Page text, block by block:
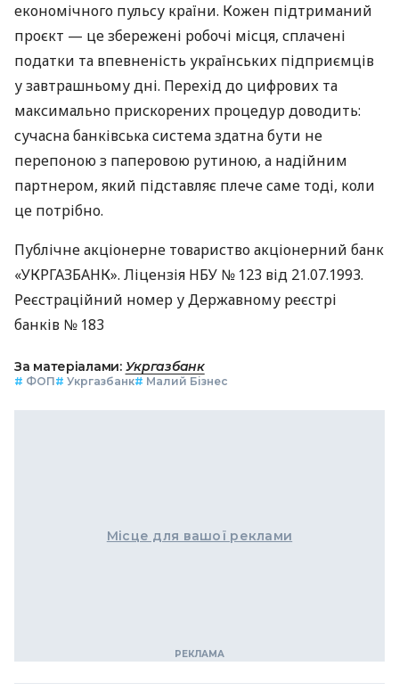
економічного пульсу країни. Кожен підтриманий
проєкт — це збережені робочі місця, сплачені
податки та впевненість українських підприємців
у завтрашньому дні. Перехід до цифрових та
максимально прискорених процедур доводить:
сучасна банківська система здатна бути не
перепоною з паперовою рутиною, а надійним
партнером, який підставляє плече саме тоді, коли
це потрібно.
Публічне акціонерне товариство акціонерний банк
«УКРГАЗБАНК». Ліцензія НБУ № 123 від 21.07.1993.
Реєстраційний номер у Державному реєстрі
банків № 183
За матеріалами: Укргазбанк
# ФОП# Укргазбанк# Малий Бізнес
Місце для вашої реклами